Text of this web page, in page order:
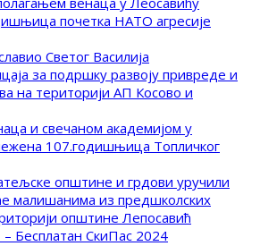
почетка НАТО агресије
Светог Василија
за подршку развоју привреде и
на територији АП Косово и
и свечаном академијом у
107.годишњица Топличког
општине и грдови уручили
малишанима из предшколских
општине Лепосавић
СкиПас 2024